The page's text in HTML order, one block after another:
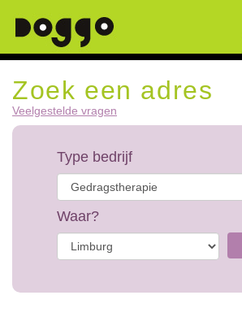
Zoek een adres
Veelgestelde vragen
Type bedrijf
Waar?